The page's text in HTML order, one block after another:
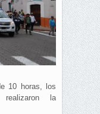
10 horas, los
la